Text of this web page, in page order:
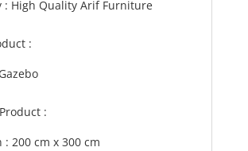
: High Quality Arif Furniture
:
:
: 200 cm x 300 cm